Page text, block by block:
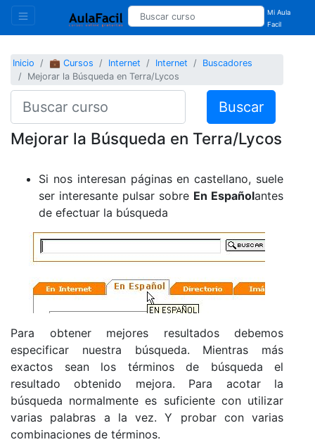
Mi Aula
Facil
Inicio 💼 Cursos Internet Internet
Buscadores
Mejorar la Búsqueda en Terra/Lycos
Buscar
Mejorar la Búsqueda en Terra/Lycos
Si nos interesan páginas en castellano, suele
ser interesante pulsar sobre En Españolantes
de efectuar la búsqueda
Para obtener mejores resultados debemos
especificar nuestra búsqueda. Mientras más
exactos sean los términos de búsqueda el
resultado obtenido mejora. Para acotar la
búsqueda normalmente es suficiente con utilizar
varias palabras a la vez. Y probar con varias
combinaciones de términos.